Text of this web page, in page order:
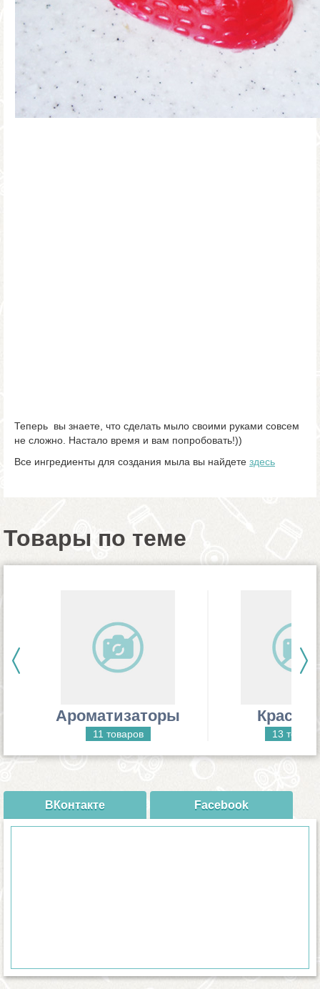
Теперь вы знаете, что сделать мыло своими руками совсем
не сложно. Настало время и вам попробовать!))
Все ингредиенты для создания мыла вы найдете здесь
Товары по теме
Ароматизаторы
11 товаров 13
ВКонтакте Facebook